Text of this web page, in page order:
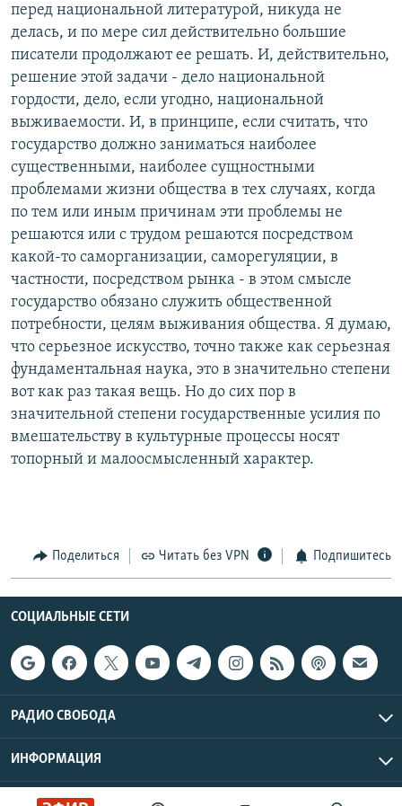
перед национальной литературой, никуда не
делась, и по мере сил действительно большие
писатели продолжают ее решать. И, действительно,
решение этой задачи - дело национальной
гордости, дело, если угодно, национальной
выживаемости. И, в принципе, если считать, что
государство должно заниматься наиболее
существенными, наиболее сущностными
проблемами жизни общества в тех случаях, когда
по тем или иным причинам эти проблемы не
решаются или с трудом решаются посредством
какой-то саморганизации, саморегуляции, в
частности, посредством рынка - в этом смысле
государство обязано служить общественной
потребности, целям выживания общества. Я думаю,
что серьезное искусство, точно также как серьезная
фундаментальная наука, это в значительно степени
вот как раз такая вещь. Но до сих пор в
значительной степени государственные усилия по
вмешательству в культурные процессы носят
топорный и малоосмысленный характер.
Поделиться Читать без VPN Подпишитесь
СОЦИАЛЬНЫЕ СЕТИ
РАДИО СВОБОДА
ИНФОРМАЦИЯ